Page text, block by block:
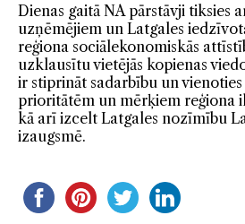
Dienas gaitā NA pārstāvji tiksies
uzņēmējiem un Latgales
reģiona sociālekonomiskās
uzklausītu vietējās kopienas
ir stiprināt sadarbību un
prioritātēm un mērķiem reģiona
kā arī izcelt Latgales nozīmību
izaugsmē.